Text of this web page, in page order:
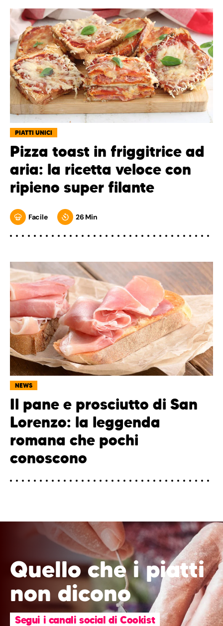
PIATTI UNICI
Pizza toast in friggitrice ad
aria: la ricetta veloce con
ripieno super filante
Facile 26 Min
NEWS
Il pane e prosciutto di San
Lorenzo: la leggenda
romana che pochi
conoscono
Quello che i piatti
non dicono
Segui i canali social di Cookist